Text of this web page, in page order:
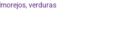
, verduras